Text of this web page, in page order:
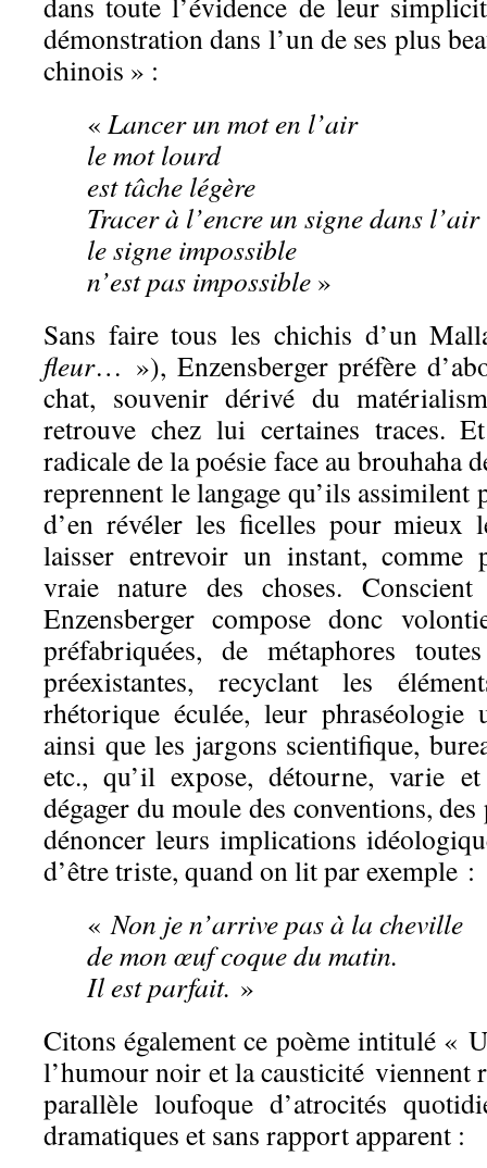
démonstration dans l’un de ses plus
chinois » :
«Lancer un mot en l’air
le mot lourd
est tâche légère
Tracer à l’encre un signe dans l’air
le signe impossible
n’est pas impossible »
Sans faire tous les chichis d’un
fleur… »), Enzensberger préfère
chat, souvenir dérivé du
retrouve chez lui certaines traces.
radicale de la poésie face au brouhaha
reprennent le langage qu’ils
d’en révéler les ficelles pour mieux
laisser entrevoir un instant, comme
vraie nature des choses.
Enzensberger compose donc
préfabriquées, de métaphores
préexistantes, recyclant les
rhétorique éculée, leur phraséologie
ainsi que les jargons scientifique,
etc., qu’il expose, détourne, varie
dégager du moule des conventions,
dénoncer leurs implications
d’être triste, quand on lit par exemple :
«Non je n’arrive pas à la cheville
de mon œuf coque du matin.
Il est parfait. »
Citons également ce poème intitulé «
l’humour noir et la causticité viennent
parallèle loufoque d’atrocités
dramatiques et sans rapport apparent :